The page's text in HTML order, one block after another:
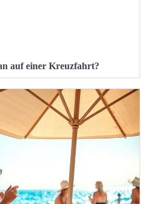
auf einer Kreuzfahrt?